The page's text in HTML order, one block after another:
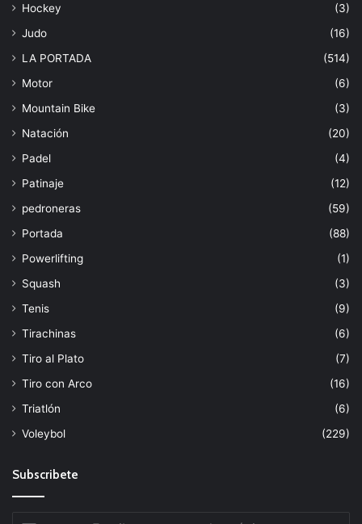
Hockey
(3)
Judo
(16)
LA PORTADA
(514)
Motor
(6)
Mountain Bike
(3)
Natación
(20)
Padel
(4)
Patinaje
(12)
pedroneras
(59)
Portada
(88)
Powerlifting
(1)
Squash
(3)
Tenis
(9)
Tirachinas
(6)
Tiro al Plato
(7)
Tiro con Arco
(16)
Triatlón
(6)
Voleybol
(229)
Subscribete